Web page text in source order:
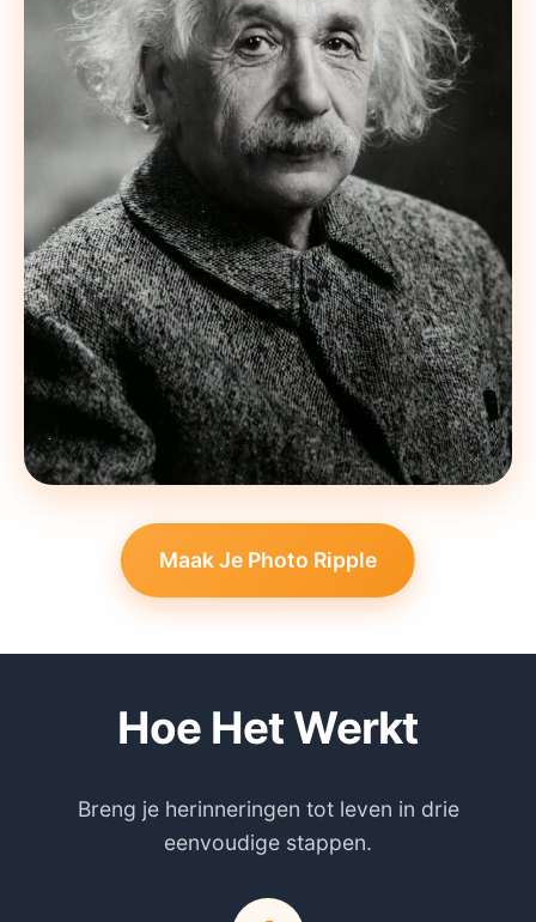
Maak Je Photo Ripple
Hoe Het Werkt
Breng je herinneringen tot leven in drie
eenvoudige stappen.